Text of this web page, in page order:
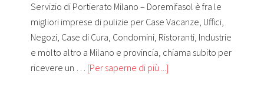
Servizio di Portierato Milano – Doremifasol è fra le
migliori imprese di pulizie per Case Vacanze, Uffici,
Negozi, Case di Cura, Condomini, Ristoranti, Industrie
e molto altro a Milano e provincia, chiama subito per
ricevere un … [Per saperne di più ...]